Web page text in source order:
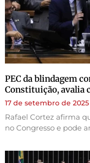
PEC da blindagem
Constituição,
17 de setembro de 2025
Rafael Cortez afirma
no Congresso e pode